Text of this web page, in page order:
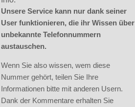
Unsere Service kann nur dank seiner
User funktionieren, die ihr Wissen über
unbekannte Telefonnummern
austauschen.
Wenn Sie also wissen, wem diese
Nummer gehört, teilen Sie Ihre
Informationen bitte mit anderen Usern.
Dank der Kommentare erhalten Sie